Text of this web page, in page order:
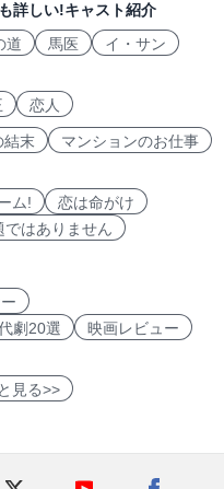
詳しい!キャスト紹介
道 馬医
イ・サン
恋人
結末
マンションのお仕事
ム!
恋は命がけ
はありません
劇20選
映画レビュー
る>>